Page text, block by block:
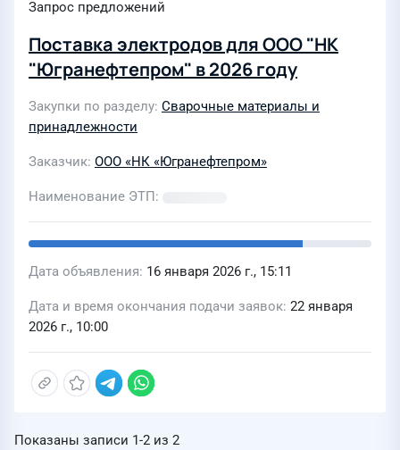
Запрос предложений
Поставка электродов для ООО "НК
"Югранефтепром" в 2026 году
Закупки по разделу Сварочные материалы и
принадлежности
Заказчик ООО «НК «Югранефтепром»
Наименование ЭТП
Дата объявления 16 января 2026 г., 15:11
Дата и время окончания подачи заявок 22 января
2026 г., 10:00
Показаны записи 1-2 из 2